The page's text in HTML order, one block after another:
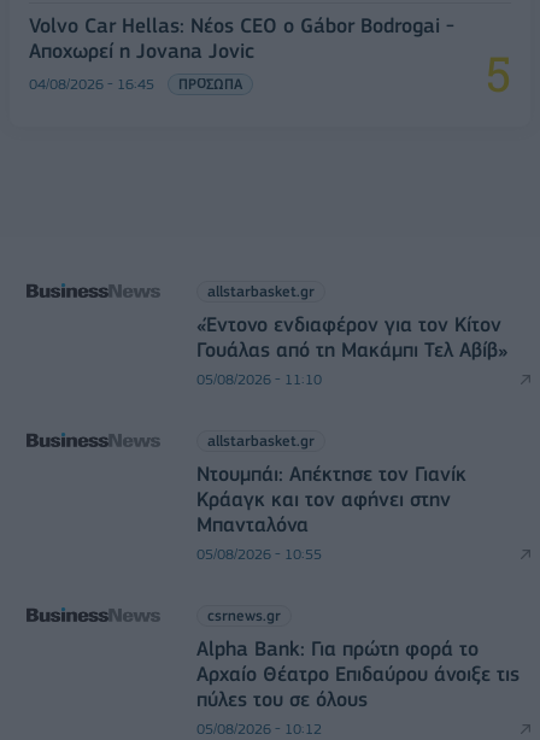
Volvo Car Hellas: Νέος CEO ο Gábor Bodrogai -
Αποχωρεί η Jovana Jovic
04/08/2026 - 16:45 ΠΡΟΣΩΠΑ
allstarbasket.gr
«Έντονο ενδιαφέρον για τον Κίτον
Γουάλας από τη Μακάμπι Τελ Αβίβ»
05/08/2026 - 11:10
allstarbasket.gr
Ντουμπάι: Απέκτησε τον Γιανίκ
Κράαγκ και τον αφήνει στην
Μπανταλόνα
05/08/2026 - 10:55
csrnews.gr
Alpha Bank: Για πρώτη φορά το
Αρχαίο Θέατρο Επιδαύρου άνοιξε τις
πύλες του σε όλους
05/08/2026 - 10:12